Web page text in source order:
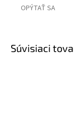
OPÝTAŤ SA
Súvisiaci